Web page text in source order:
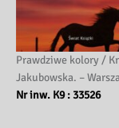
Prawdziwe kolory /
Jakubowska. –
Nr inw. K9 : 33526